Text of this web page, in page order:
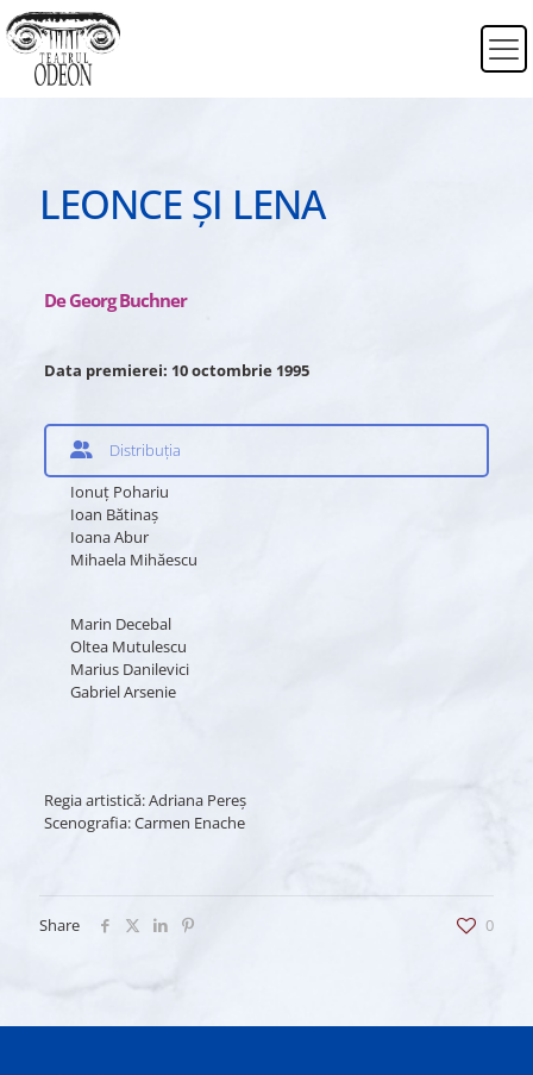
LEONCE ȘI LENA
De Georg Buchner
Data premierei: 10 octombrie 1995
Distribuția
Ionuţ Pohariu
Ioan Bătinaş
Ioana Abur
Mihaela Mihăescu
Marin Decebal
Oltea Mutulescu
Marius Danilevici
Gabriel Arsenie
Regia artistică: Adriana Pereş
Scenografia: Carmen Enache
Share 0